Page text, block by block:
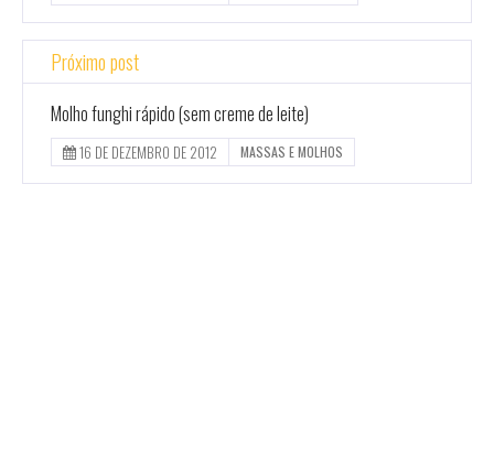
Próximo post
Molho funghi rápido (sem creme de leite)
16 DE DEZEMBRO DE 2012 MASSAS E MOLHOS